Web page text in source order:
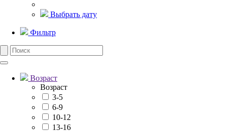
Выбрать дату
Фильтр
Возраст
Возраст
3-5
6-9
10-12
13-16